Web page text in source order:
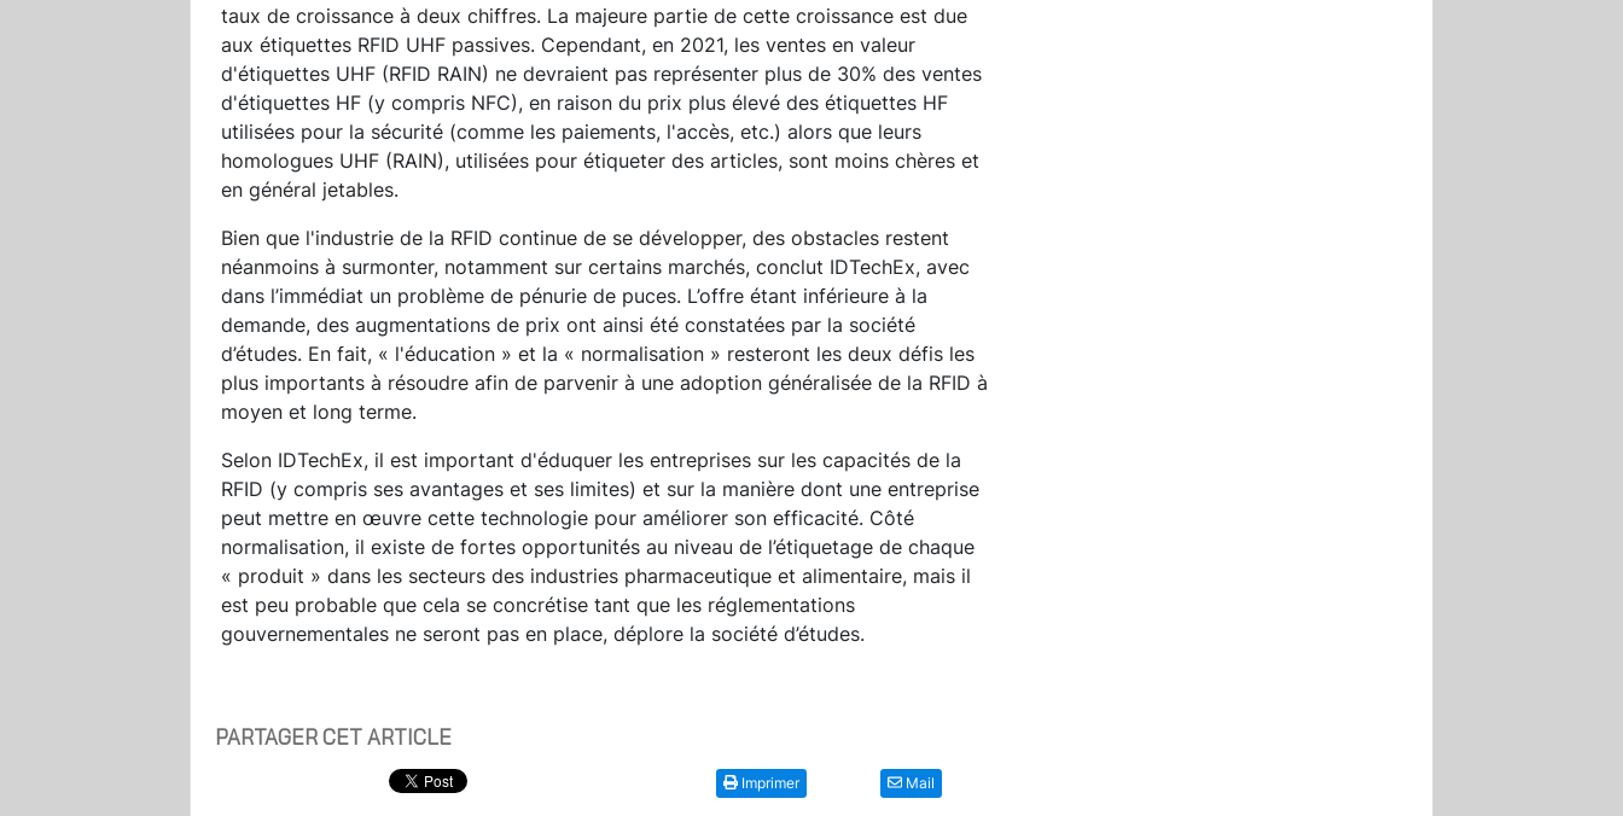
taux de croissance à deux chiffres. La majeure partie de cette croissance est due
aux étiquettes RFID UHF passives. Cependant, en 2021, les ventes en valeur
d'étiquettes UHF (RFID RAIN) ne devraient pas représenter plus de 30% des ventes
d'étiquettes HF (y compris NFC), en raison du prix plus élevé des étiquettes HF
utilisées pour la sécurité (comme les paiements, l'accès, etc.) alors que leurs
homologues UHF (RAIN), utilisées pour étiqueter des articles, sont moins chères et
en général jetables.
Bien que l'industrie de la RFID continue de se développer, des obstacles restent
néanmoins à surmonter, notamment sur certains marchés, conclut IDTechEx, avec
dans l’immédiat un problème de pénurie de puces. L’offre étant inférieure à la
demande, des augmentations de prix ont ainsi été constatées par la société
d’études. En fait, « l'éducation » et la « normalisation » resteront les deux défis les
plus importants à résoudre afin de parvenir à une adoption généralisée de la RFID à
moyen et long terme.
Selon IDTechEx, il est important d'éduquer les entreprises sur les capacités de la
RFID (y compris ses avantages et ses limites) et sur la manière dont une entreprise
peut mettre en œuvre cette technologie pour améliorer son efficacité. Côté
normalisation, il existe de fortes opportunités au niveau de l’étiquetage de chaque
« produit » dans les secteurs des industries pharmaceutique et alimentaire, mais il
est peu probable que cela se concrétise tant que les réglementations
gouvernementales ne seront pas en place, déplore la société d’études.
PARTAGER CET ARTICLE
Imprimer Mail